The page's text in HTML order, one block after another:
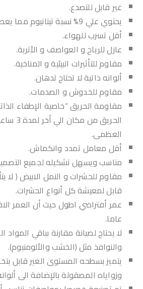
غير قابل للتصدع.
يحتوي علي 9% نسبة تيتانيوم مما يعطي صلابة وثبات للون.
أقل تسرب للهواء.
عازل للرياح و العواصف و الأتربة.
مقاوم للتأثيرات البيئية و المناخية.
ألوانه ذاتية لا تحتاج لدهان.
مقاوم للخدوش و الصدمات.
مقاومة الحريق “خاصية الإطفاء
الحريق
العظمى.
أقل معامل تمدد وانكماش.
مناسب ويسهل تشكيله لجميع
مقاوم للحشرات و النمل الابيض ( لا
قابل لمعيشة كل أنواع الحشرات.
عاما.
لا يحتاج لصيانة مقارنة بباقي
والنوافذ مثل (الخشب والألومنيوم).
يتميز بسطحه المستوى الغير قابل
وزواياه المصقولة بالإضافة الى